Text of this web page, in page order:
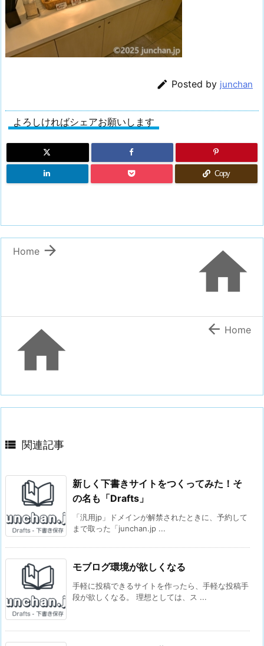
 Posted by junchan
よろしければシェアお願いします
Copy


Home
  Home
 関連記事
新しく下書きサイトをつくってみた！そ
の名も「Drafts」
「汎用jp」ドメインが解禁されたときに、予約して
まで取った「junchan.jp ...
モブログ環境が欲しくなる
手軽に投稿できるサイトを作ったら、手軽な投稿手
段が欲しくなる。 理想としては、ス ...